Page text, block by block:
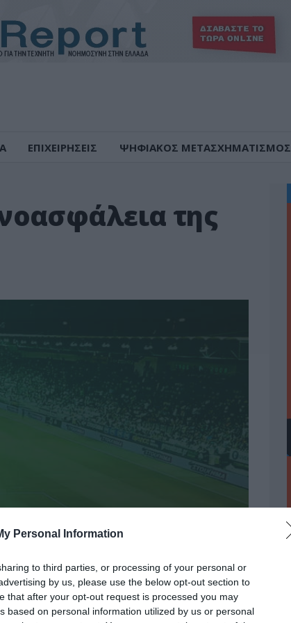
Personal Information
to third parties, or processing of your personal or
by us, please use the below opt-out section to
that after your opt-out request is processed you may
based on personal information utilized by us or personal
ΕΠΙΧΕΙΡΗΣΕΙΣ ΨΗΦΙΑΚΟΣ ΜΕΤΑΣΧΗΜΑΤΙΣΜΟΣ
της